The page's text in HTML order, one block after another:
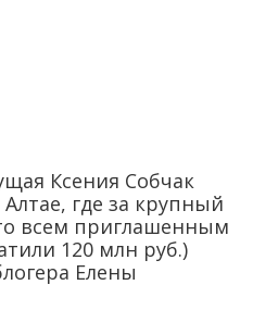
Ксения Собчак
где за крупный
всем приглашенным
120 млн руб.)
Елены